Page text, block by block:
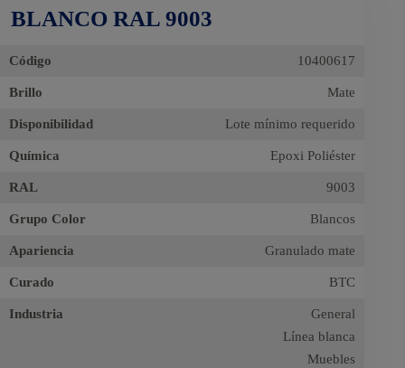
BLANCO RAL 9003
Código 10400617
Brillo Mate
Disponibilidad Lote mínimo requerido
Química Epoxi Poliéster
RAL 9003
Grupo Color Blancos
Apariencia Granulado mate
Curado BTC
Industria
General
Línea blanca
Muebles